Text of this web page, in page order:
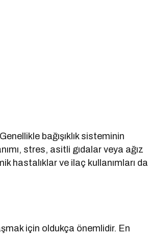
bağışıklık sisteminin
stres, asitli gıdalar veya ağız
hastalıklar ve ilaç kullanımları da
için oldukça önemlidir. En